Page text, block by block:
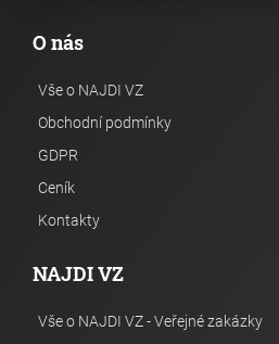
O nás
Vše o NAJDI VZ
Obchodní podmínky
GDPR
Ceník
Kontakty
NAJDI VZ
Vše o NAJDI VZ - Veřejné zakázky